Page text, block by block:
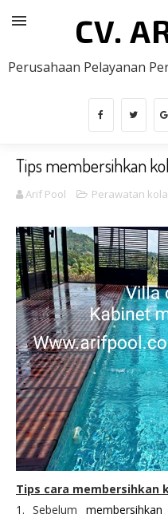
CV.
Perusahaan Pelayanan
Tips membersihkan
Arif Pool Perawatan
Tips cara membersihkan
1. Sebelum